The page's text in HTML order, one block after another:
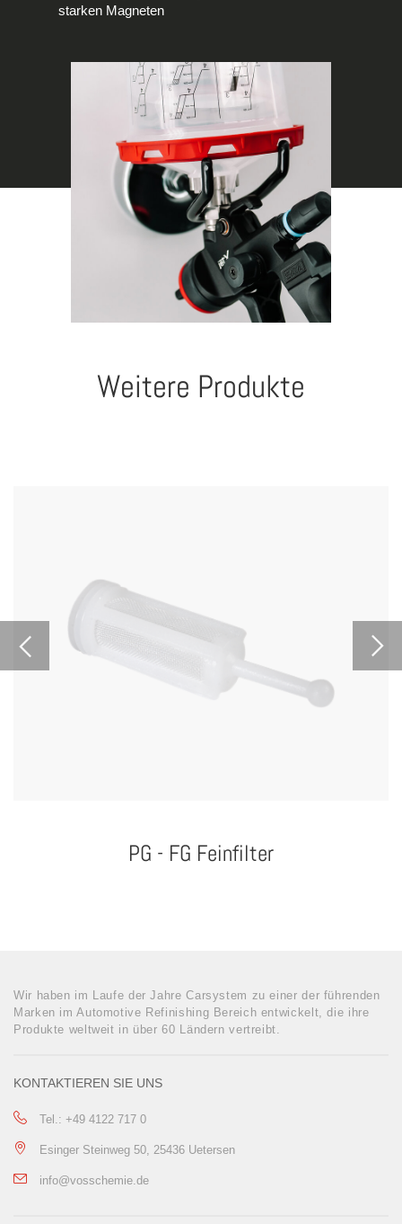
starken Magneten
Weitere Produkte
PG - FG Feinfilter
Wir haben im Laufe der Jahre Carsystem zu einer der führenden
Marken im Automotive Refinishing Bereich entwickelt, die ihre
Produkte weltweit in über 60 Ländern vertreibt.
KONTAKTIEREN SIE UNS
Tel.: +49 4122 717 0
Esinger Steinweg 50, 25436 Uetersen
info@vosschemie.de